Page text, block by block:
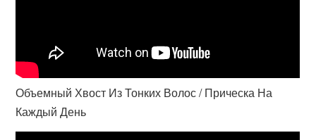
Объемный Хвост Из Тонких Волос / Прическа На
Каждый День